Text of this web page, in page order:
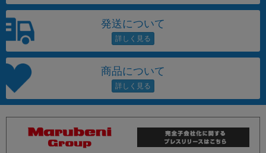
発送について
商品について